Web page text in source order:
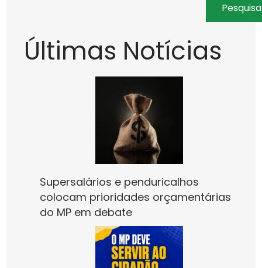
Últimas Notícias
Supersalários e penduricalhos
colocam prioridades orçamentárias
do MP em debate